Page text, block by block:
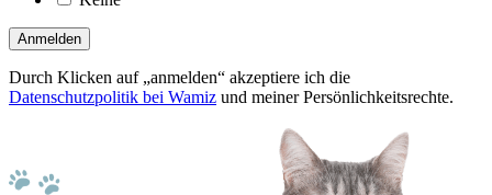
Anmelden
Durch Klicken auf „anmelden“ akzeptiere ich die
Datenschutzpolitik bei Wamiz und meiner Persönlichkeitsrechte.